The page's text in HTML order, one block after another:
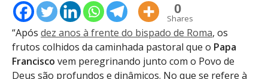
0
Shares
“Após dez anos à frente do bispado de Roma, os
frutos colhidos da caminhada pastoral que o Papa
Francisco vem peregrinando junto com o Povo de
Deus são profundos e dinâmicos. No que se refere à